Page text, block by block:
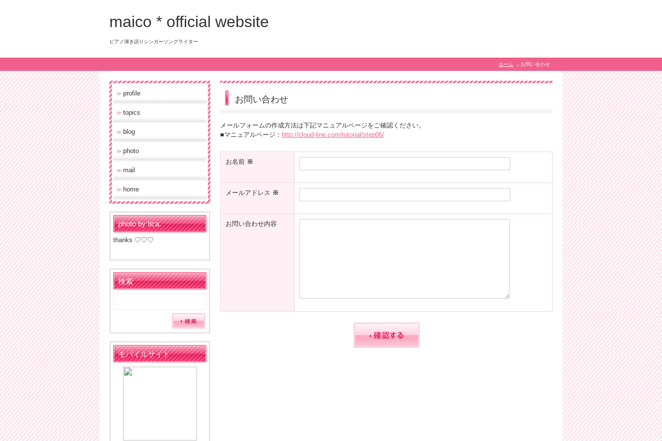
maico * official website
ピアノ弾き語りシンガーソングライター
ホーム お問い合わせ
お問い合わせ
メールフォームの作成方法は下記マニュアルページをご確認ください。
■マニュアルページ： http://cloud-line.com/tutorial/step06/
お名前 ※
メールアドレス ※
お問い合わせ内容
profile
topics
blog
photo
mail
home
photo by tica.
thanks ♡♡♡
検索
モバイルサイト